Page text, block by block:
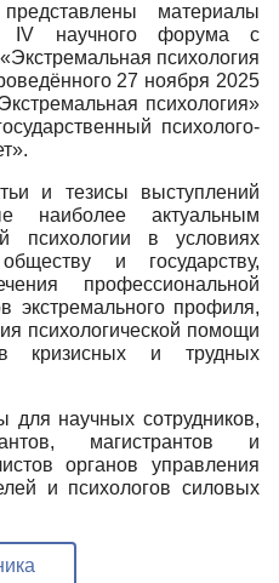
материалы
IV научного форума с
психология
27 ноября 2025
психология»
психолого-
и тезисы выступлений
наиболее актуальным
психологии в условиях
и государству,
профессиональной
экстремального профиля,
психологической помощи
кризисных и трудных
для научных сотрудников,
магистрантов и
органов управления
и психологов силовых